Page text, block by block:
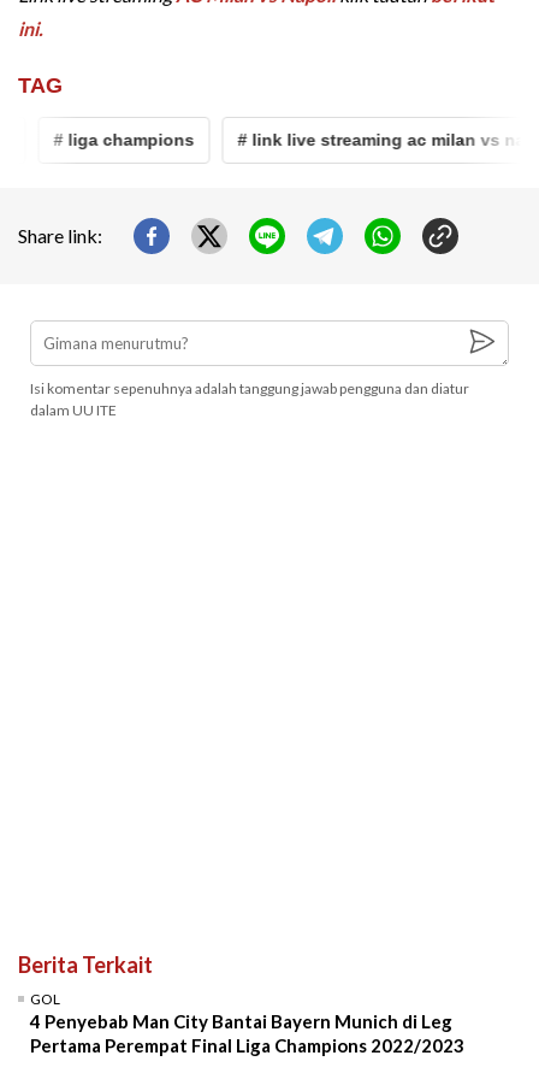
ini.
TAG
# liga champions # link live streaming ac milan vs napoli
Share link:
Isi komentar sepenuhnya adalah tanggung jawab pengguna dan diatur
dalam UU ITE
Berita Terkait
GOL
4 Penyebab Man City Bantai Bayern Munich di Leg
Pertama Perempat Final Liga Champions 2022/2023